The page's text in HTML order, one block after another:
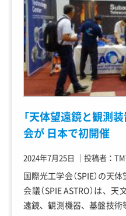
「天体望遠鏡と観測
会が 日本で初開催
2024年7月25日 ｜ 投稿者：
国際光工学会（SPIE）の天
会議（SPIE ASTRO）は、
遠鏡、観測機器、基盤技